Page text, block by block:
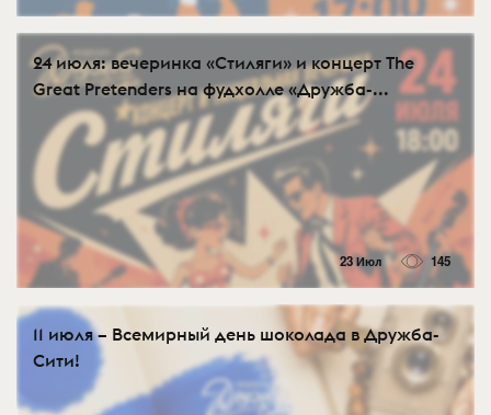
24 июля: вечеринка «Стиляги» и концерт The
Great Pretenders на фудхолле «Дружба-...
23 Июл 145
11 июля – Всемирный день шоколада в Дружба-
Сити!